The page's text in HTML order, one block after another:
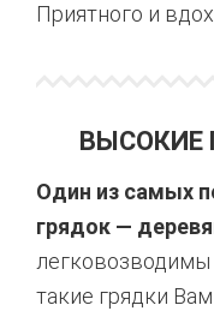
Приятного и
ВЫСОКИЕ
Один из самых
грядок —
такие грядки